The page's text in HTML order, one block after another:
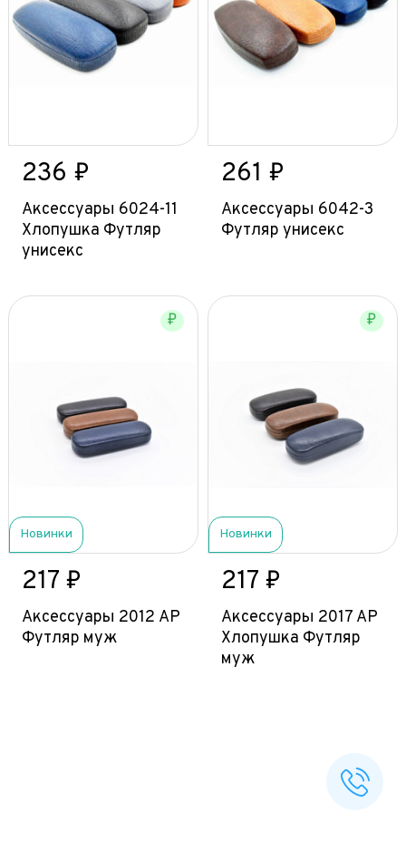
236 ₽
Аксессуары 6024-11
Хлопушка Футляр
унисекс
261 ₽
Аксессуары 6042-3
Футляр унисекс
Новинки
₽
217 ₽
Аксессуары 2012 АР
Футляр муж
Новинки
₽
217 ₽
Аксессуары 2017 AP
Хлопушка Футляр
муж